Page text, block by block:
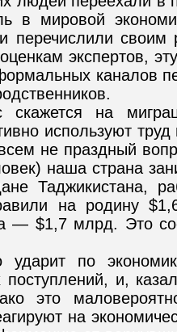
в мировой
перечислили
экспертов,
каналов
скажется на
используют
не праздный
наша страна
Таджикистана,
на родину
— $1,7 млрд. Это
ударит по
и,
это
на